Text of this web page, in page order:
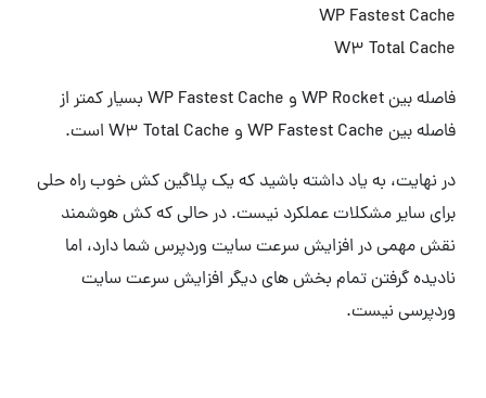
WP Fastest Cache
W3 Total Cache
فاصله بین WP Rocket و WP Fastest Cache بسیار کمتر از
فاصله بین WP Fastest Cache و W3 Total Cache است.
در نهایت، به یاد داشته باشید که یک پلاگین کش خوب راه حلی
برای سایر مشکلات عملکرد نیست. در حالی که کش هوشمند
نقش مهمی در افزایش سرعت سایت وردپرس شما دارد، اما
نادیده گرفتن تمام بخش های دیگر افزایش سرعت سایت
وردپرسی نیست.